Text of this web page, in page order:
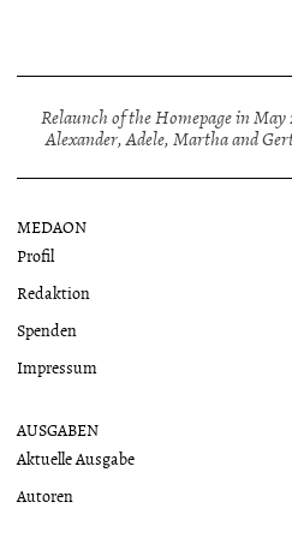
Relaunch of the Homepage in
Alexander, Adele, Martha and
MEDAON
Profil
Redaktion
Spenden
Impressum
AUSGABEN
Aktuelle Ausgabe
Autoren